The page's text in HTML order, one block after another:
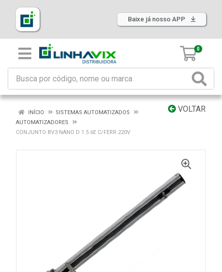
Baixe já nosso APP
0
VOLTAR
INÍCIO
SISTEMAS AUTOMATIZADOS
AUTOMATIZADORES
CONJUNTO BV3 NANO D 1.5 6E C/FERR 220V